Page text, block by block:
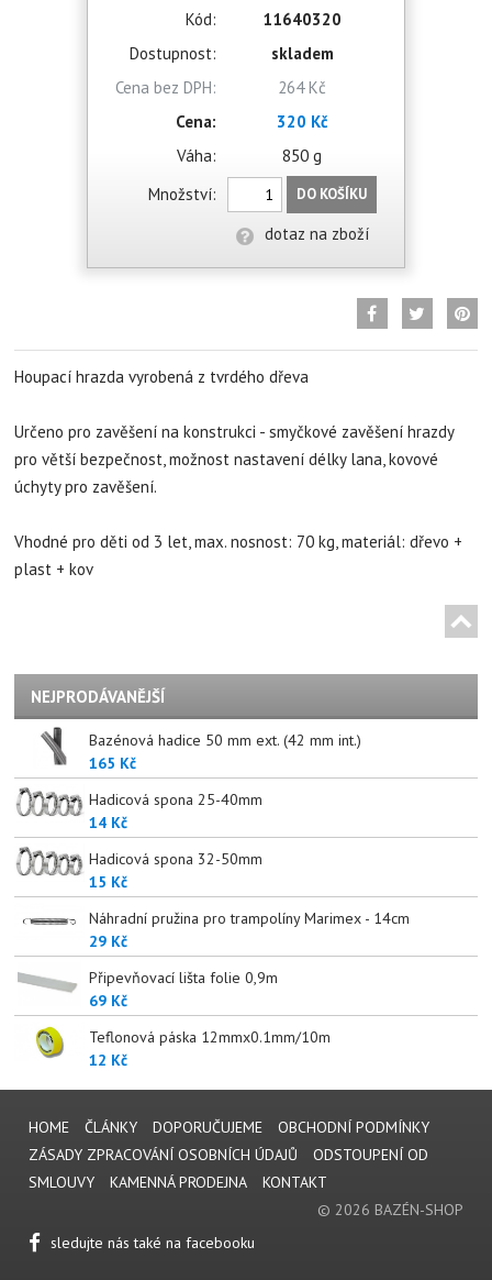
Kód:
11640320
Dostupnost:
skladem
Cena bez DPH:
264 Kč
Cena:
320 Kč
Váha:
850 g
Množství:
DO KOŠÍKU
dotaz na zboží
Houpací hrazda vyrobená z tvrdého dřeva
Určeno pro zavěšení na konstrukci - smyčkové zavěšení hrazdy
pro větší bezpečnost, možnost nastavení délky lana, kovové
úchyty pro zavěšení.
Vhodné pro děti od 3 let, max. nosnost: 70 kg, materiál: dřevo +
plast + kov
NEJPRODÁVANĚJŠÍ
Bazénová hadice 50 mm ext. (42 mm int.)
165 Kč
Hadicová spona 25-40mm
14 Kč
Hadicová spona 32-50mm
15 Kč
Náhradní pružina pro trampolíny Marimex - 14cm
29 Kč
Připevňovací lišta folie 0,9m
69 Kč
Teflonová páska 12mmx0.1mm/10m
12 Kč
HOME ČLÁNKY DOPORUČUJEME
OBCHODNÍ PODMÍNKY
ZÁSADY ZPRACOVÁNÍ OSOBNÍCH ÚDAJŮ
ODSTOUPENÍ OD
SMLOUVY
KAMENNÁ PRODEJNA
KONTAKT
© 2026 BAZÉN-SHOP
sledujte nás také na facebooku